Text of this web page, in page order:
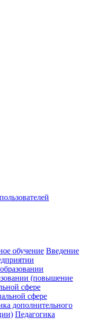
обучение Введение
(повышение
сфере
сфере
дополнительного
Педагогика